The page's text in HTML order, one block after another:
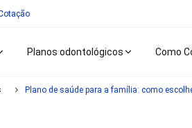
Planos odontológicos Como
Plano de saúde para a família: como